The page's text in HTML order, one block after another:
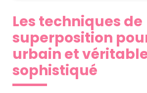
Les techniques de
superposition
urbain et
sophistiqué